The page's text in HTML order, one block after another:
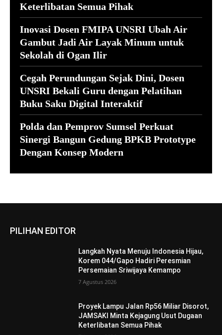
Keterlibatan Semua Pihak
Inovasi Dosen FMIPA UNSRI Ubah Air
Gambut Jadi Air Layak Minum untuk
Sekolah di Ogan Ilir
Cegah Perundungan Sejak Dini, Dosen
UNSRI Bekali Guru dengan Pelatihan
Buku Saku Digital Interaktif
Polda dan Pemprov Sumsel Perkuat
Sinergi Bangun Gedung BPKB Prototype
Dengan Konsep Modern
PILIHAN EDITOR
Langkah Nyata Menuju Indonesia Hijau,
Korem 044/Gapo Hadiri Peresmian
Persemaian Sriwijaya Kemampo
7 Agustus 2026
Proyek Lampu Jalan Rp56 Miliar Disorot,
JAMSAKI Minta Kejagung Usut Dugaan
Keterlibatan Semua Pihak